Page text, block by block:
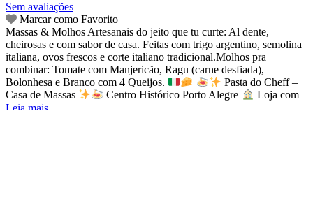
Sem avaliações
Marcar como Favorito
Massas & Molhos Artesanais do jeito que tu curte: Al dente,
cheirosas e com sabor de casa. Feitas com trigo argentino, semolina
italiana, ovos frescos e corte italiano tradicional.Molhos pra
combinar: Tomate com Manjericão, Ragu (carne desfiada),
Bolonhesa e Branco com 4 Queijos.
Pasta do Cheff –
Casa de Massas
Centro Histórico Porto Alegre
Loja com
Leia mais...